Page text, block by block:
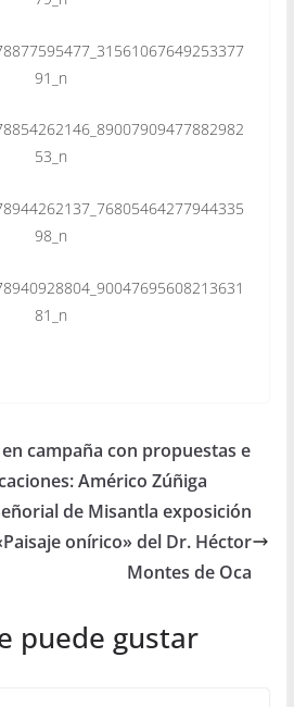
campaña con propuestas e
Américo Zúñiga
de Misantla exposición
onírico» del Dr. Héctor
Montes de Oca
puede gustar